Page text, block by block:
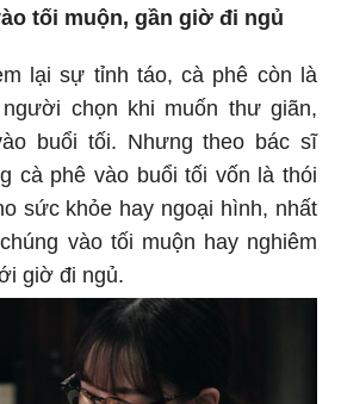
tối muộn, gần giờ đi ngủ
lại sự tỉnh táo, cà phê còn là
chọn khi muốn thư giãn,
buổi tối. Nhưng theo bác sĩ
cà phê vào buổi tối vốn là thói
sức khỏe hay ngoại hình, nhất
vào tối muộn hay nghiêm
giờ đi ngủ.